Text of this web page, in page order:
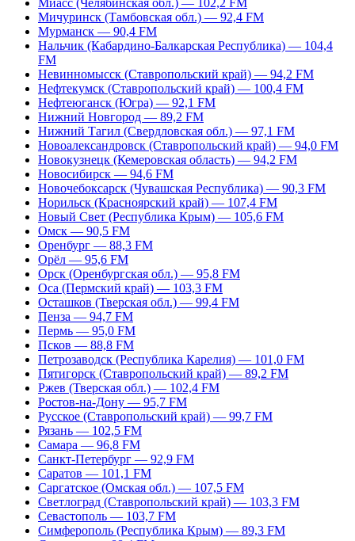
Миасс (Челябинская обл.) — 102,2 FM
Мичуринск (Тамбовская обл.) — 92,4 FM
Мурманск — 90,4 FM
Нальчик (Кабардино-Балкарская Республика) — 104,4
FM
Невинномысск (Ставропольский край) — 94,2 FM
Нефтекумск (Ставропольский край) — 100,4 FM
Нефтеюганск (Югра) — 92,1 FM
Нижний Новгород — 89,2 FM
Нижний Тагил (Свердловская обл.) — 97,1 FM
Новоалександровск (Ставропольский край) — 94,0 FM
Новокузнецк (Кемеровская область) — 94,2 FM
Новосибирск — 94,6 FM
Новочебоксарск (Чувашская Республика) — 90,3 FM
Норильск (Красноярский край) — 107,4 FM
Новый Свет (Республика Крым) — 105,6 FM
Омск — 90,5 FM
Оренбург — 88,3 FM
Орёл — 95,6 FM
Орск (Оренбургская обл.) — 95,8 FM
Оса (Пермский край) — 103,3 FM
Осташков (Тверская обл.) — 99,4 FM
Пенза — 94,7 FM
Пермь — 95,0 FM
Псков — 88,8 FM
Петрозаводск (Республика Карелия) — 101,0 FM
Пятигорск (Ставропольский край) — 89,2 FM
Ржев (Тверская обл.) — 102,4 FM
Ростов-на-Дону — 95,7 FM
Русское (Ставропольский край) — 99,7 FM
Рязань — 102,5 FM
Самара — 96,8 FM
Санкт-Петербург — 92,9 FM
Саратов — 101,1 FM
Саргатское (Омская обл.) — 107,5 FM
Светлоград (Ставропольский край) — 103,3 FM
Севастополь — 103,7 FM
Симферополь (Республика Крым) — 89,3 FM